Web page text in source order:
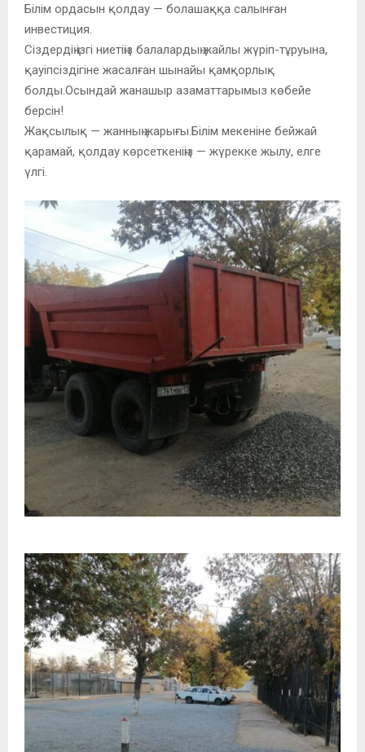
Білім ордасын қолдау — болашаққа салынған
инвестиция.
Сіздердің ізгі ниетіңіз балалардың жайлы жүріп-тұруына,
қауіпсіздігіне жасалған шынайы қамқорлық
болды.Осындай жанашыр азаматтарымыз көбейе
берсін!
Жақсылық — жанның жарығы.Білім мекеніне бейжай
қарамай, қолдау көрсеткеніңіз — жүрекке жылу, елге
үлгі.